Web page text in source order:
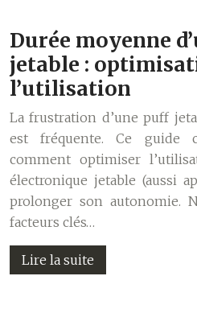
Durée moyenne
jetable :
l’utilisation
La frustration d’une puff
est fréquente. Ce guide
comment optimiser
électronique jetable (aussi
prolonger son autonomie.
facteurs clés…
Lire la suite